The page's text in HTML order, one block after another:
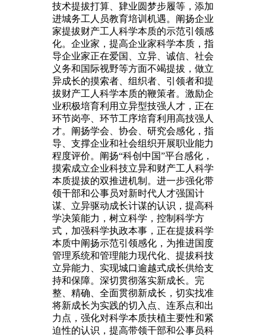
技术提拔打算、肄业圆梦步履等，添加
进城务工人员教育培训机遇。阐扬企业
家提拔财产工人科学本质的示范引领感
化。企业家，提高企业家科学本质，指
导企业家正在爱国、立异、诚信、社会
义务和国际视野等方面不竭提拔，做立
异成长的摸索者、组织者、引领者和提
拔财产工人科学本质的鞭策者。激励企
业积极培育利用立异型技强人才，正在
环节岗亭、环节工序培育利用高技强人
才。阐扬学会、协会、研究会感化，指
导、支撑企业和社会组织开展职业能力
程度评价。阐扬“科创中国”平台感化，
摸索成立企业科技立异和财产工人科学
本质提拔的双推进机制。进一步强化带
领干部和公事员对新时代人才强国计
谋、立异驱动成长计谋的认识，提高科
学决策能力，树立科学，控制科学方
式，加强科学执政本事，正在提拔科学
本质中阐扬示范引领感化，为推进国度
管理系统和管理能力现代化、提拔科技
立异能力、实现城口逾越式成长供给支
持和保障。深切贯彻落实新成长。完
整、精确、全面贯彻新成长，切实找准
将新成长为实践的切入点、连系点和出
力点，强化对科学本质扶植主要性和紧
迫性的认识，提高带领干部和公事员科